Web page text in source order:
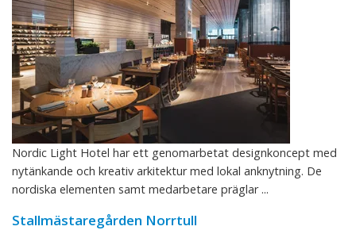
Nordic Light Hotel har ett genomarbetat designkoncept med
nytänkande och kreativ arkitektur med lokal anknytning. De
nordiska elementen samt medarbetare präglar ...
Stallmästaregården Norrtull